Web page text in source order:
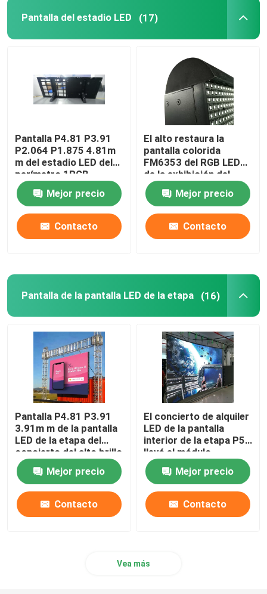
Pantalla del estadio LED (17)
Pantalla P4.81 P3.91
P2.064 P1.875 4.81m
m del estadio LED del
perímetro 1RGB
Mejor precio
Contacto
El alto restaura la
pantalla colorida
FM6353 del RGB LED
de la exhibición del
perímetro del estadio
Mejor precio
Contacto
Pantalla de la pantalla LED de la etapa (16)
Pantalla P4.81 P3.91
3.91m m de la pantalla
LED de la etapa del
concierto del alto brillo
Mejor precio
Contacto
El concierto de alquiler
LED de la pantalla
interior de la etapa P5
llevó el módulo
SMD3528 de la pared
Mejor precio
Contacto
Vea más